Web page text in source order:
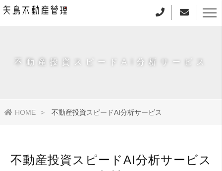
不動産投資スピードAI分析サービス
HOME 不動産投資スピードAI分析サービス
不動産投資スピードAI分析サービス